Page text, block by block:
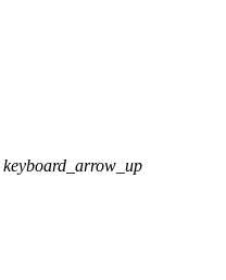
keyboard_arrow_up